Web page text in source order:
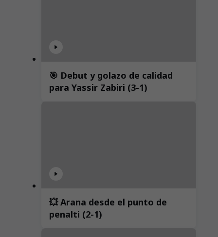
🎯 Debut y golazo de calidad
para Yassir Zabiri (3-1)
💥 Arana desde el punto de
penalti (2-1)